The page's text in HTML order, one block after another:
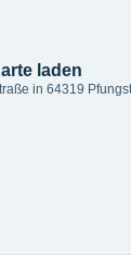
laden
in 64319